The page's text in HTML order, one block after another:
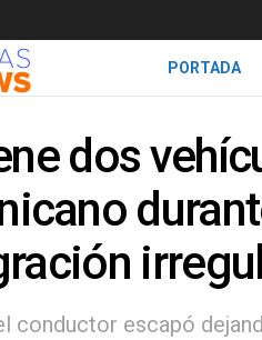
PORTADA
dos
conductor escapó